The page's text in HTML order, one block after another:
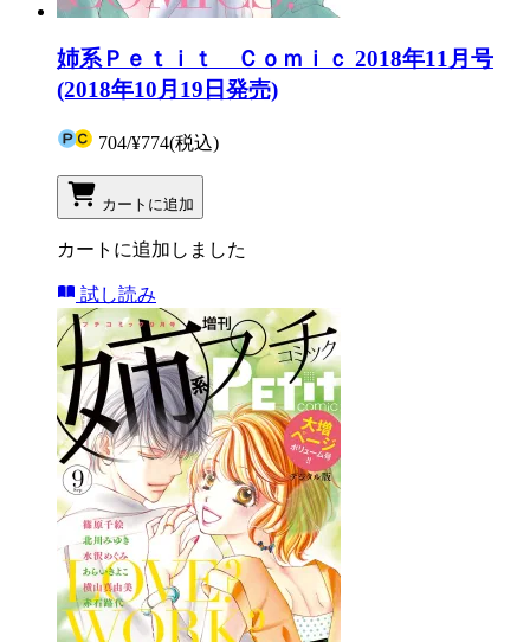
姉系Ｐｅｔｉｔ Ｃｏｍｉｃ 2018年11月号
(2018年10月19日発売)
704/¥774(税込)
カートに追加
カートに追加しました
試し読み